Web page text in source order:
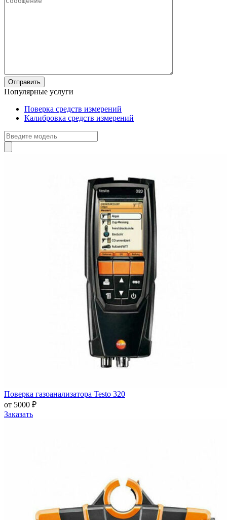
Популярные услуги
Поверка средств измерений
Калибровка средств измерений
Поверка газоанализатора Testo 320
от 5000 ₽
Заказать